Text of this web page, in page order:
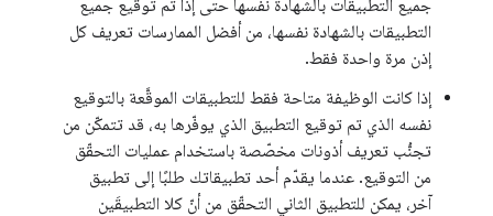
جميع التطبيقات بالشهادة نفسها حتى إذا تم توقيع جميع
التطبيقات بالشهادة نفسها، من أفضل الممارسات تعريف كل
إذن مرة واحدة فقط.
إذا كانت الوظيفة متاحة فقط للتطبيقات الموقَّعة بالتوقيع
نفسه الذي تم توقيع التطبيق الذي يوفّرها به، قد تتمكّن من
تجنُّب تعريف أذونات مخصّصة باستخدام عمليات التحقّق
من التوقيع. عندما يقدّم أحد تطبيقاتك طلبًا إلى تطبيق
آخر، يمكن للتطبيق الثاني التحقّق من أنّ كلا التطبيقَين